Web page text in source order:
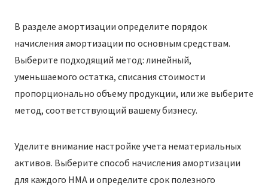
В разделе амортизации определите порядок
начисления амортизации по основным средствам.
Выберите подходящий метод: линейный,
уменьшаемого остатка, списания стоимости
пропорционально объему продукции, или же выберите
метод, соответствующий вашему бизнесу.
Уделите внимание настройке учета нематериальных
активов. Выберите способ начисления амортизации
для каждого НМА и определите срок полезного